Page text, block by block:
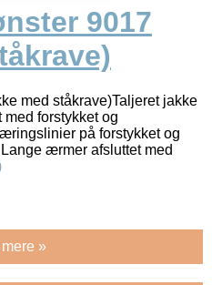
9017
med ståkrave)Taljeret jakke
med forstykket og
på forstykket og
ærmer afsluttet med
»